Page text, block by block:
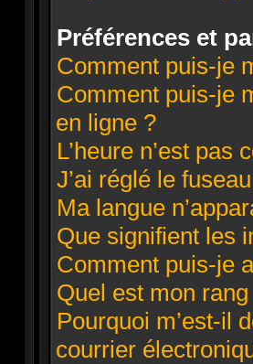
Préférences et
Comment puis-je
Comment puis-je
en ligne ?
L’heure n’est pas
J’ai réglé le
Ma langue
Que signifient les
Comment puis-je
Quel est mon
Pourquoi m’est-il
courrier